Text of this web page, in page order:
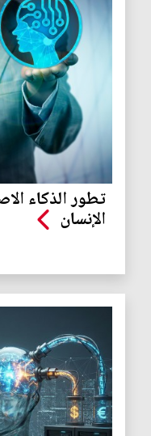
تطور الذكاء
الإنسان